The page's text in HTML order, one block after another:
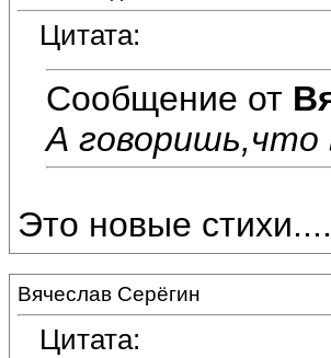
Цитата:
Сообщение от
А говоришь,что
Это новые
Вячеслав Серёгин
Цитата: